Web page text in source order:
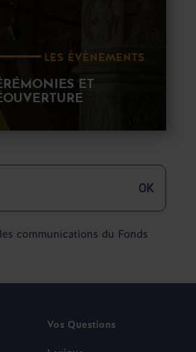
LES ÉVÈNEMENTS
ET
communications du Fonds
OK
Vos Questions